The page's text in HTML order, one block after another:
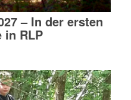
– In der ersten
in RLP